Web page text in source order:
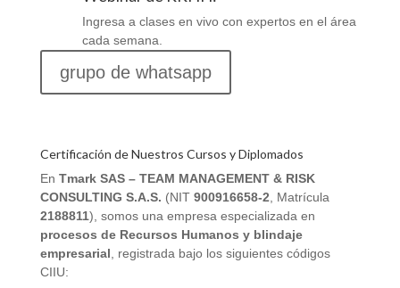
Ingresa a clases en vivo con expertos en el área
cada semana.
grupo de whatsapp
Certificación de Nuestros Cursos y Diplomados
En Tmark SAS – TEAM MANAGEMENT & RISK
CONSULTING S.A.S. (NIT 900916658-2 , Matrícula
2188811), somos una empresa especializada en
procesos de Recursos Humanos y blindaje
empresarial , registrada bajo los siguientes códigos
CIIU: